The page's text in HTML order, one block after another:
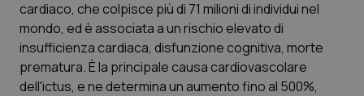
Studi e Analisi
Lettere al direttore
cardiaco, che colpisce più di 71 milioni di individui nel
mondo, ed è associata a un rischio elevato di
insufficienza cardiaca, disfunzione cognitiva, morte
prematura. È la principale causa cardiovascolare
dell'ictus, e ne determina un aumento fino al 500%,